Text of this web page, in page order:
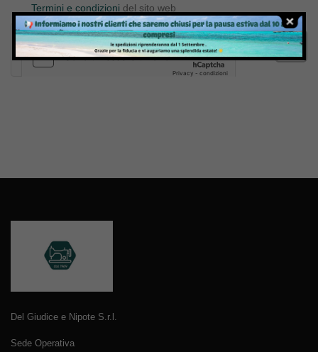
Termini e condizioni del sito web
Invia
Del Giudice e Nipote S.r.l.
Sede Operativa